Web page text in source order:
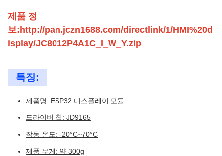
제품 정
보:http://pan.jczn1688.com/directlink/1/HMI%20d
isplay/JC8012P4A1C_I_W_Y.zip
특징:
제품명: ESP32 디스플레이 모듈
드라이버 칩: JD9165
작동 온도: -20°C~70°C
제품 무게: 약 300g